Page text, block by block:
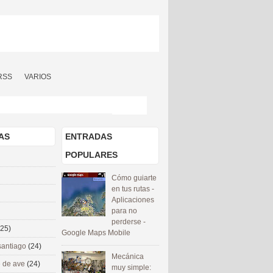
VARIOS
ENTRADAS
POPULARES
Cómo guiarte
en tus rutas -
Aplicaciones
para no
perderse -
Google Maps Mobile
Mecánica
muy simple:
(24)
de ave (24)